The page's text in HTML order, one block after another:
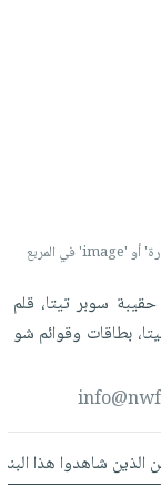
في حال تريدون ارسال صورة لتخصيص البند، الرجاء كتابة 'صورة' أو 'image' في المربع
حقيبة سوبرتيتا، قلم
بطاقات وقوائم شو
الذين شاهدوا هذا